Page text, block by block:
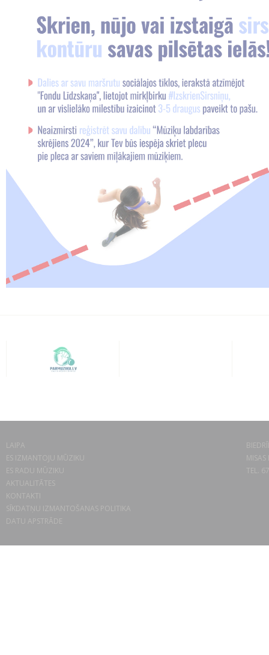
LAIPA
ES IZMANTOJU MŪZIKU
ES RADU MŪZIKU
AKTUALITĀTES
KONTAKTI
SĪKDATŅU IZMANTOŠANAS POLITIKA
DATU APSTRĀDE
TEL.